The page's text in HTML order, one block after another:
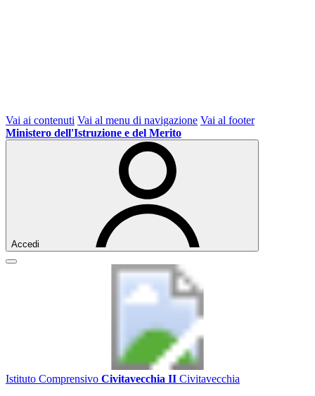
Vai ai contenuti Vai al menu di navigazione Vai al footer
Ministero dell'Istruzione e del Merito
Accedi
Istituto Comprensivo Civitavecchia II Civitavecchia